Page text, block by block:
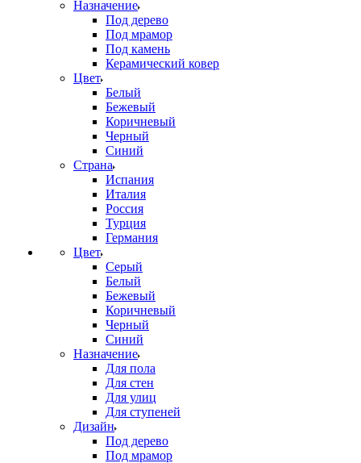
Назначение
Под дерево
Под мрамор
Под камень
Керамический ковер
Цвет
Белый
Бежевый
Коричневый
Черный
Синий
Страна
Испания
Италия
Россия
Турция
Германия
Цвет
Серый
Белый
Бежевый
Коричневый
Черный
Синий
Назначение
Для пола
Для стен
Для улиц
Для ступеней
Дизайн
Под дерево
Под мрамор